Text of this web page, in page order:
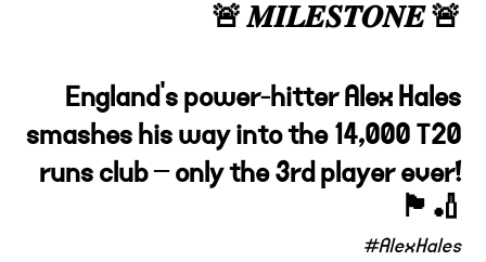
🚨 𝑴𝑰𝑳𝑬𝑺𝑻𝑶𝑵𝑬 🚨
England’s power-hitter Alex Hales
smashes his way into the 14,000 T20
runs club – only the 3rd player ever!
🏴󠁧󠁢󠁥󠁮󠁧󠁿🏏
#AlexHales